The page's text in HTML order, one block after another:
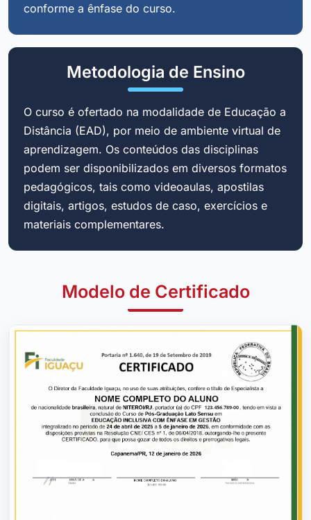
conforme a ênfase do curso.
Metodologia de Ensino
O curso é ofertado na modalidade de Educação a
Distância (EAD), por meio de ambiente virtual de
aprendizagem. Os conteúdos das disciplinas
podem ser disponibilizados em diversos formatos
pedagógicos, tais como videoaulas, apostilas
digitais, artigos, estudos de caso, exercícios e
materiais complementares.
Modelo de Certificado